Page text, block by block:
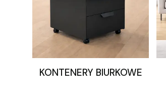
KONTENERY BIURKOWE